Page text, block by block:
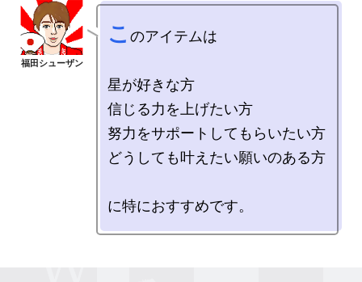
こ のアイテムは
星が好きな方
信じる力を上げたい方
努力をサポートしてもらいたい方
どうしても叶えたい願いのある方